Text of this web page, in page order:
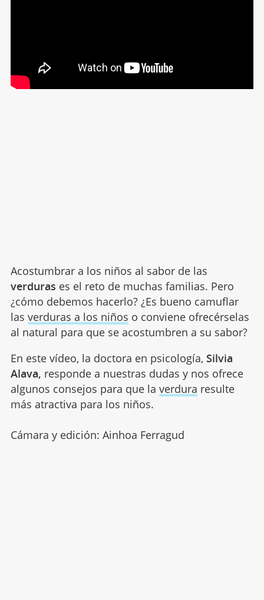
Acostumbrar a los niños al sabor de las
verduras es el reto de muchas familias. Pero
¿cómo debemos hacerlo? ¿Es bueno camuflar
las verduras a los niños o conviene ofrecérselas
al natural para que se acostumbren a su sabor?
En este vídeo, la doctora en psicología, Silvia
Alava, responde a nuestras dudas y nos ofrece
algunos consejos para que la verdura resulte
más atractiva para los niños.
Cámara y edición: Ainhoa Ferragud